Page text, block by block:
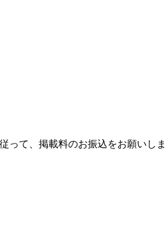
って、掲載料のお振込をお願いしま